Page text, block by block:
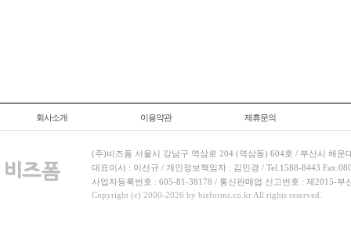
회사소개 이용약관 제휴문의
(주)비즈폼 서울시 강남구 역삼로 204 (역삼동) 604호 / 부산시 해운
대표이사 : 이선규 / 개인정보책임자 : 김민경 / Tel.1588-8443
사업자등록번호 : 605-81-38178 / 통신판매업 신고번호 : 제2015-부
Copyright (c) 2000-2026 by bizforms.co.kr All rights reserved.